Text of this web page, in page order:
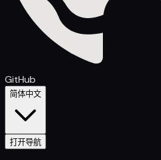
GitHub
简体中文
打开导航